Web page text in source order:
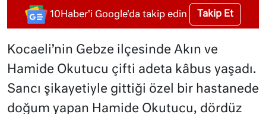
10Haber'i Google'da takip edin Takip Et
Kocaeli’nin Gebze ilçesinde Akın ve
Hamide Okutucu çifti adeta kâbus yaşadı.
Sancı şikayetiyle gittiği özel bir hastanede
doğum yapan Hamide Okutucu, dördüz